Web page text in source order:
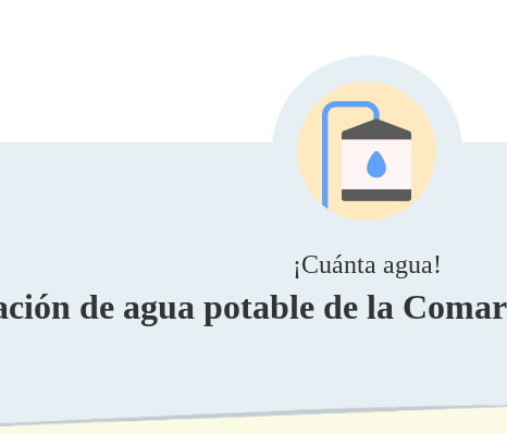
¡Cuánta agua!
de agua potable de la